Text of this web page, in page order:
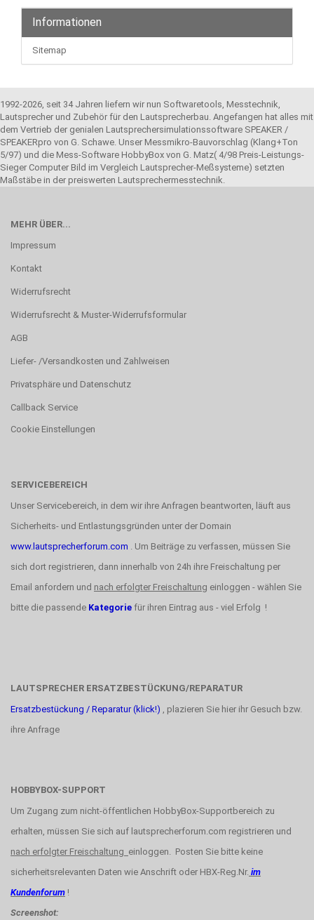
Informationen
Sitemap
1992-2026, seit 34 Jahren liefern wir nun Softwaretools, Messtechnik,
Lautsprecher und Zubehör für den Lautsprecherbau. Angefangen hat alles mit
dem Vertrieb der genialen Lautsprechersimulationssoftware SPEAKER /
SPEAKERpro von G. Schawe. Unser Messmikro-Bauvorschlag (Klang+Ton
5/97) und die Mess-Software HobbyBox von G. Matz( 4/98 Preis-Leistungs-
Sieger Computer Bild im Vergleich Lautsprecher-Meßsysteme) setzten
Maßstäbe in der preiswerten Lautsprechermesstechnik.
MEHR ÜBER...
Impressum
Kontakt
Widerrufsrecht
Widerrufsrecht & Muster-Widerrufsformular
AGB
Liefer- /Versandkosten und Zahlweisen
Privatsphäre und Datenschutz
Callback Service
Cookie Einstellungen
SERVICEBEREICH
Unser Servicebereich, in dem wir ihre Anfragen beantworten, läuft aus
Sicherheits- und Entlastungsgründen unter der Domain
www.lautsprecherforum.com . Um Beiträge zu verfassen, müssen Sie
sich dort registrieren, dann innerhalb von 24h ihre Freischaltung per
Email anfordern und nach erfolgter Freischaltung einloggen - wählen Sie
bitte die passende Kategorie für ihren Eintrag aus - viel Erfolg !
LAUTSPRECHER ERSATZBESTÜCKUNG/REPARATUR
Ersatzbestückung / Reparatur (klick!) , plazieren Sie hier ihr Gesuch bzw.
ihre Anfrage
HOBBYBOX-SUPPORT
Um Zugang zum nicht-öffentlichen HobbyBox-Supportbereich zu
erhalten, müssen Sie sich auf lautsprecherforum.com registrieren und
nach erfolgter Freischaltung einloggen. Posten Sie bitte keine
sicherheitsrelevanten Daten wie Anschrift oder HBX-Reg.Nr. im
Kundenforum !
Screenshot: